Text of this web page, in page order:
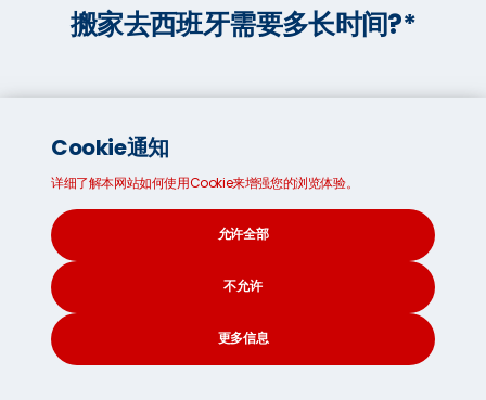
搬家去西班牙需要多长时间?*
40天
Cookie通知
详细了解本网站如何使用Cookie来增强您的浏览体验。
允许全部
不允许
更多信息